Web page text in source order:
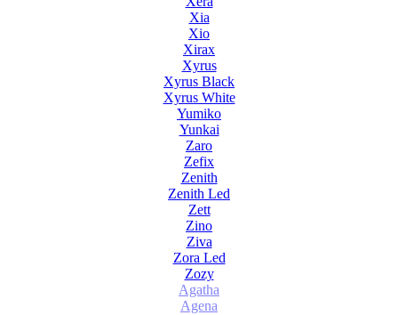
Xia
Xio
Xirax
Xyrus
Xyrus Black
Xyrus White
Yumiko
Yunkai
Zaro
Zefix
Zenith
Zenith Led
Zett
Zino
Ziva
Zora Led
Zozy
Agatha
Agena